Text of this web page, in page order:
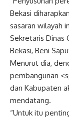
Bekasi
sasaran wilayah
Sekretaris Dinas
Bekasi, Beni
Menurut dia,
pembangunan
dan Kabupaten
mendatang.
“Untuk itu